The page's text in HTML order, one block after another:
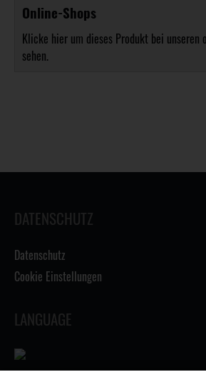
Online-Shops
Klicke hier um dieses Produkt bei unseren
sehen.
DATENSCHUTZ
Datenschutz
Cookie Einstellungen
LANGUAGE